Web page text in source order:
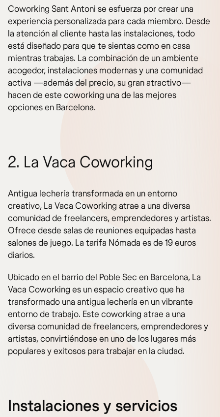
Coworking Sant Antoni se esfuerza por crear una
experiencia personalizada para cada miembro. Desde
la atención al cliente hasta las instalaciones, todo
está diseñado para que te sientas como en casa
mientras trabajas. La combinación de un ambiente
acogedor, instalaciones modernas y una comunidad
activa —además del precio, su gran atractivo—
hacen de este coworking una de las mejores
opciones en Barcelona.
2. La Vaca Coworking
Antigua lechería transformada en un entorno
creativo, La Vaca Coworking atrae a una diversa
comunidad de freelancers, emprendedores y artistas.
Ofrece desde salas de reuniones equipadas hasta
salones de juego. La tarifa Nómada es de 19 euros
diarios.
Ubicado en el barrio del Poble Sec en Barcelona, La
Vaca Coworking es un espacio creativo que ha
transformado una antigua lechería en un vibrante
entorno de trabajo. Este coworking atrae a una
diversa comunidad de freelancers, emprendedores y
artistas, convirtiéndose en uno de los lugares más
populares y exitosos para trabajar en la ciudad.
Instalaciones y servicios